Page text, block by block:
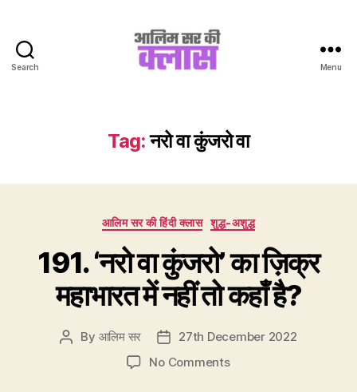
Search
Class
Menu
Tag: नरो वा कुंजरो वा
Categories
आलिम सर की हिंदी क्लास शुद्ध-अशुद्ध
191. ‘नरो वा कुंजरो’ का ज़िक्र
महाभारत में नहीं तो कहाँ है?
Post
By आलिम सर
Post
date
27th December 2022
No Commentson